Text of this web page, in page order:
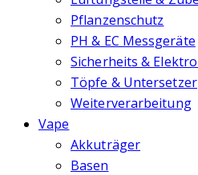
Pflanzenschutz
PH & EC Messgeräte
Sicherheits &
Töpfe & Untersetzer
Weiterverarbeitung
Vape
Akkuträger
Basen